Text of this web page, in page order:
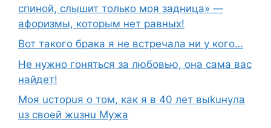
спиной, слышит только моя задница» —
афоризмы, которым нет равных!
Вот такого брака я не встречала ни у кого…
Не нужно гоняться за любовью, она сама вас
найдет!
Moя ucтopuя о том, как я в 40 лет выkuнyлa
uз свoeй жuзнu Myжа